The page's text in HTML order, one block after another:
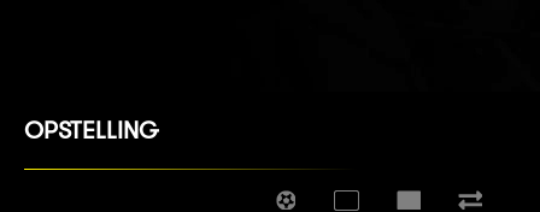
OPSTELLING